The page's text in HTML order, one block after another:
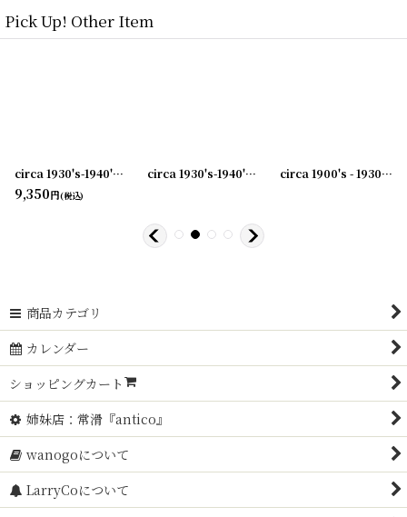
Pick Up! Other Item
05] [20240603-06]
circa 1930's-1940's Advertising Bill Hook ROSE CITY... アドバタイジング フック 伝票ホルダー
9,350円(税込)
circa 1930's-1940's Advertising Bill Hook A.B.BLOMQUIST &CO... アドバタイジング フック 伝票ホルダー circa 1900's - 1930's Advertising Clip CANVAS PRODUCTS CO...アドバタイジング クリップ
商品カテゴリ
カレンダー
ショッピングカート
姉妹店：常滑『antico』
wanogoについて
LarryCoについて